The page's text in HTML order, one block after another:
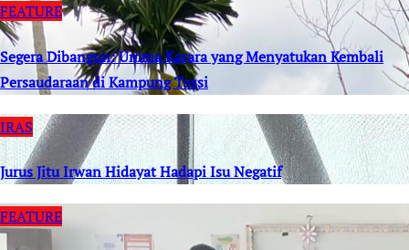
FEATURE
Segera Dibangun: Umma Karara yang Menyatukan Kembali
Persaudaraan di Kampung Tossi
IRAS
Jurus Jitu Irwan Hidayat Hadapi Isu Negatif
FEATURE